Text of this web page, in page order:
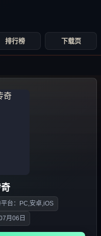
排行榜 下载页
平台：PC,安卓,iOS
月06日